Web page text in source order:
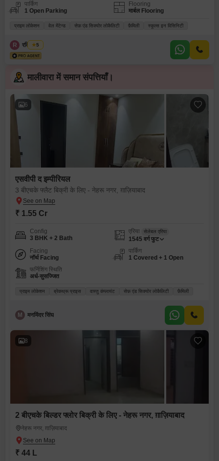
पार्किंग
1 Open Parking
Flooring
मार्बल Flooring
प्राइम लोकेशन वेल मेंटेन्ड सेफ़ एंड सिक्योर लोकैलिटी फ़ैमिली स्कूल्स इन विसिनिटी
R रवि अरोड़ा
5
मालीवारा में समान संपत्तियाँ।
6
एसवीपी द इम्पीरियल
3 बीएचके फ्लैट बिक्री के लिए - नेहरू नगर, ग़ाज़ियाबाद
₹ 1.55 Cr
Config
3 BHK + 2 Bath
एरिया सेलेबल एरिया
1545 वर्ग फुट
Facing
नॉर्थ Facing
पार्किंग
1 Covered + 1 Open
फर्निशिंग स्थिति
अर्ध-सुसज्जित
प्राइम लोकेशन ब्रेकथ्रू प्राइस वास्तु कंप्लायंट सेफ़ एंड सिक्योर लोकैलिटी फ़ैमिली
M मनमिंदर सिंघ
8
2 बीएचके बिल्डर फ्लोर बिक्री के लिए - नेहरू नगर, ग़ाज़ियाबाद
नेहरू नगर, ग़ाज़ियाबाद
₹ 44 L